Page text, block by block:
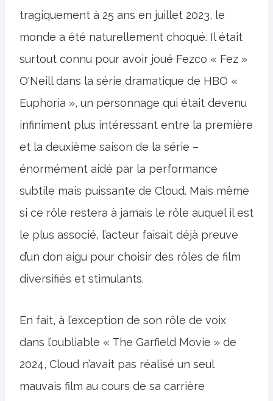
tragiquement à 25 ans en juillet 2023, le
monde a été naturellement choqué. Il était
surtout connu pour avoir joué Fezco « Fez »
O'Neill dans la série dramatique de HBO «
Euphoria », un personnage qui était devenu
infiniment plus intéressant entre la première
et la deuxième saison de la série –
énormément aidé par la performance
subtile mais puissante de Cloud. Mais même
si ce rôle restera à jamais le rôle auquel il est
le plus associé, l’acteur faisait déjà preuve
d’un don aigu pour choisir des rôles de film
diversifiés et stimulants.
En fait, à l’exception de son rôle de voix
dans l’oubliable « The Garfield Movie » de
2024, Cloud n’avait pas réalisé un seul
mauvais film au cours de sa carrière